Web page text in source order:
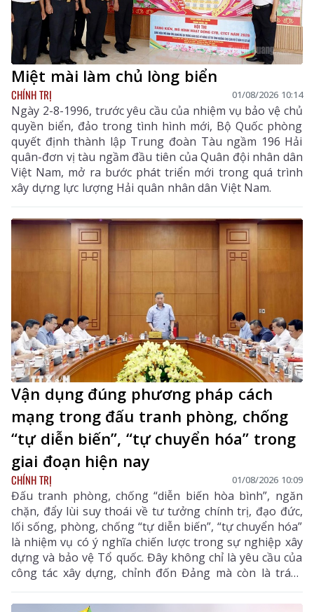
Miệt mài làm chủ lòng biển
CHÍNH TRỊ 01/08/2026 10:14
Ngày 2-8-1996, trước yêu cầu của nhiệm vụ bảo vệ chủ
quyền biển, đảo trong tình hình mới, Bộ Quốc phòng
quyết định thành lập Trung đoàn Tàu ngầm 196 Hải
quân-đơn vị tàu ngầm đầu tiên của Quân đội nhân dân
Việt Nam, mở ra bước phát triển mới trong quá trình
xây dựng lực lượng Hải quân nhân dân Việt Nam.
Vận dụng đúng phương pháp cách
mạng trong đấu tranh phòng, chống
“tự diễn biến”, “tự chuyển hóa” trong
giai đoạn hiện nay
CHÍNH TRỊ 01/08/2026 10:09
Đấu tranh phòng, chống “diễn biến hòa bình”, ngăn
chặn, đẩy lùi suy thoái về tư tưởng chính trị, đạo đức,
lối sống, phòng, chống “tự diễn biến”, “tự chuyển hóa”
là nhiệm vụ có ý nghĩa chiến lược trong sự nghiệp xây
dựng và bảo vệ Tổ quốc. Đây không chỉ là yêu cầu của
công tác xây dựng, chỉnh đốn Đảng mà còn là trách
nhiệm của mỗi cán bộ, đảng viên và công dân yêu
nước.